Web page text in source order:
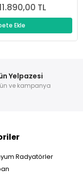
TL
Ekle
Yelpazesi
ve kampanya
Radyatörler